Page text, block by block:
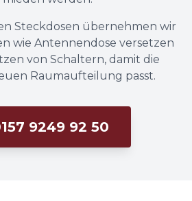
Steckdosen übernehmen wir
wie Antennendose versetzen
von Schaltern, damit die
Raumaufteilung passt.
9249 92 50